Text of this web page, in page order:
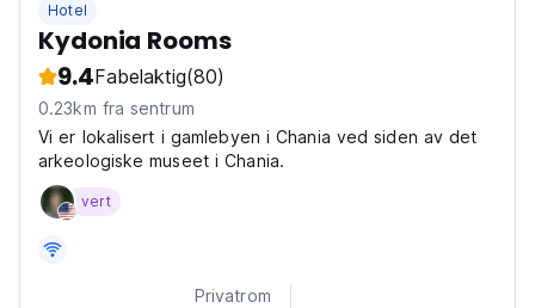
Hotel
Kydonia Rooms
9.4Fabelaktig(80)
0.23km fra sentrum
Vi er lokalisert i gamlebyen i Chania ved siden av det
arkeologiske museet i Chania.
vert
Privatrom